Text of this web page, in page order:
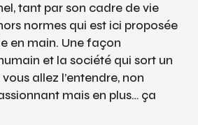
tant par son cadre de vie
normes qui est ici proposée
en main. Une façon
et la société qui sort un
allez l’entendre, non
mais en plus… ça